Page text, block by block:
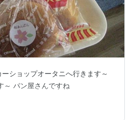
ショップオータニへ行きます～
～ パン屋さんですね